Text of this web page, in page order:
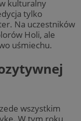
kulturalny
tylko
Na uczestników
Holi, ale
uśmiechu.
wszystkim